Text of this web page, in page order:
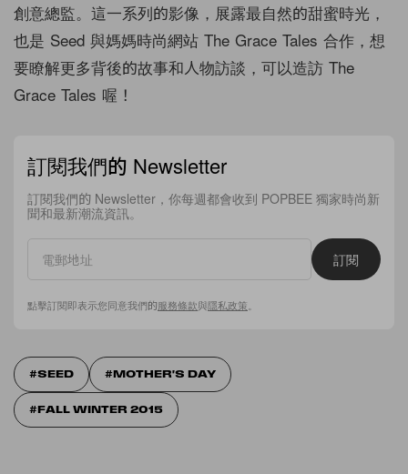
創意總監。這一系列的影像，展露最自然的甜蜜時光，
也是 Seed 與媽媽時尚網站 The Grace Tales 合作，想
要瞭解更多背後的故事和人物訪談，可以造訪 The
Grace Tales 喔！
訂閱我們的 Newsletter
訂閱我們的 Newsletter，你每週都會收到 POPBEE 獨家時尚新
聞和最新潮流資訊。
訂閱
點擊訂閱即表示您同意我們的服務條款與隱私政策
SEED MOTHER'S DAY
FALL WINTER 2015